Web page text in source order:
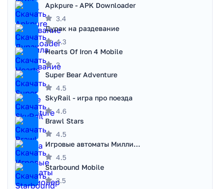
Apkpure - APK Downloader
3.4
Дурак на раздевание
4.3
Hearts Of Iron 4 Mobile
3
Super Bear Adventure
4.5
SkyRail - игра про поезда
4.6
Brawl Stars
4.5
Игровые автоматы Миллионер
4.5
Starbound Mobile
3.5